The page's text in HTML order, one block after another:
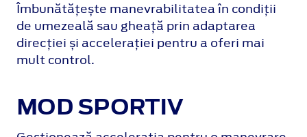
Îmbunătățește manevrabilitatea în condiții
de umezeală sau gheață prin adaptarea
direcției și accelerației pentru a oferi mai
mult control.
MOD SPORTIV